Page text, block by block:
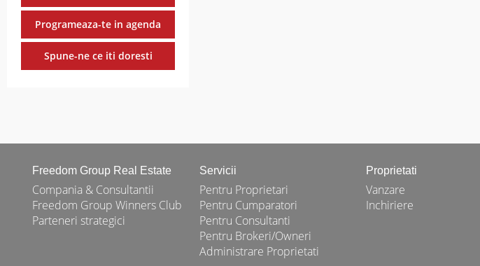
Programeaza-te in agenda
Spune-ne ce iti doresti
Freedom Group Real Estate
Compania & Consultantii
Freedom Group Winners Club
Parteneri strategici
Servicii
Pentru Proprietari
Pentru Cumparatori
Pentru Consultanti
Pentru Brokeri/Owneri
Administrare Proprietati
Proprietati
Vanzare
Inchiriere